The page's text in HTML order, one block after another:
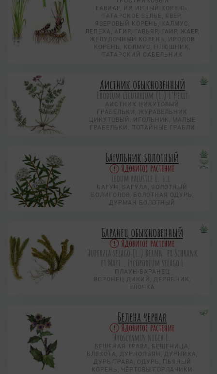
ГАВИАР, ИР, ИРНЫЙ КОРЕНЬ,
ТАТАРСКОЕ ЗЕЛЬЕ, ЯВЕР,
ЯВЕРОВЫЙ КОРЕНЬ, КАЛМУС,
ЛЕПЕХА, АГИР, ГАВЬЯР, ГАИР, ЖАЕР,
ЖЕЛУДОЧНЫЙ КОРЕНЬ, ИРОДОВ
КОРЕНЬ, КОЛМУС, ПЛЮШНИК,
ТАТАРСКИЙ САБЕЛЬНИК
Аистник обыкновенный
Erodium cicutarium (L.) L’Herit
АИСТНИК ЦИКУТОВЫЙ
ГРАБЕЛЬКИ, ЖУРАВЕЛЬНИК
ЦИКУТОВЫЙ, ИГОЛЬНИК, МАЛЫЕ
ГРАБЕЛЬКИ, ПОТАЙНЫЕ ГРАБЛИ
Багульник болотный
Ядовитое растение
Ledum palustre L. s.l.
БАГУН, БАГУЛА, БОЛОТНЫЙ
БОЛИГОЛОВ, БОЛОТНАЯ ОДУРЬ,
ДУРМАН БОЛОТНЫЙ
Баранец обыкновенный
Ядовитое растение
Huperzia selago (L.) Bernh. ex Schrank
et Mart., Lycopodium selago L
ПЛАУН-БАРАНЕЦ
ВОРОНЕЦ ДИКИЙ, ДЕРЯБНИК,
ЕЛОЧКА
Белена черная
Ядовитое растение
Hyoscyamus niger L.
БЕШЕНАЯ ТРАВА, БЕШЕНИЦА,
БЛЕКОТА, ДУРНОПЬЯН, ДУРНИКА,
ДУРЬ-ТРАВА, ОДУРЬ, ПЬЯНЫЙ
КОРЕНЬ, ЧЁРТОВЫ ГОРЛАЧИКИ